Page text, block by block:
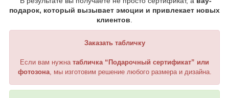
подарок, который вызывает эмоции и привлекает новых
клиентов
Заказать табличку
Если вам нужна табличка “Подарочный сертификат” или
фотозона, мы изготовим решение любого размера и дизайна.